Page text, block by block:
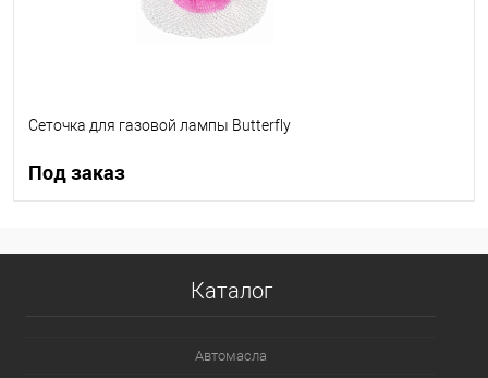
Сеточка для газовой лампы Butterfly
Под заказ
Каталог
Автомасла